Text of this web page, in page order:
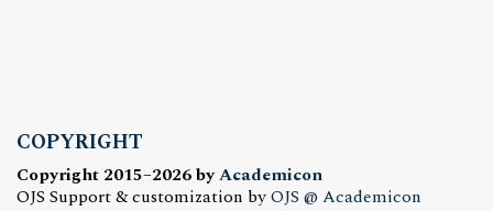
COPYRIGHT
Copyright 2015–2026 byAcademicon
OJS Support & customization byOJS @ Academicon